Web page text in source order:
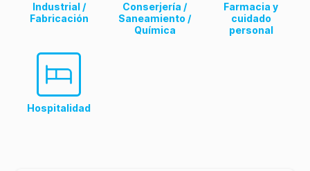
Industrial /
Fabricación
Conserjería /
Saneamiento /
Química
Farmacia y
cuidado
personal
Hospitalidad